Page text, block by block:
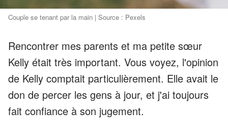
Couple se tenant par la main | Source : Pexels
Rencontrer mes parents et ma petite sœur
Kelly était très important. Vous voyez, l'opinion
de Kelly comptait particulièrement. Elle avait le
don de percer les gens à jour, et j'ai toujours
fait confiance à son jugement.